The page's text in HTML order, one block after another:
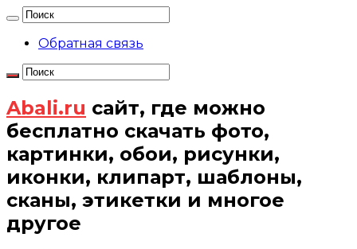
Обратная связь
Abali.ru сайт, где можно
бесплатно скачать фото,
картинки, обои, рисунки,
иконки, клипарт, шаблоны,
сканы, этикетки и многое
другое